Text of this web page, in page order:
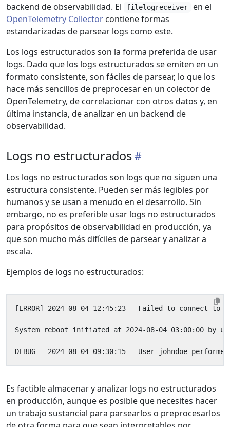
backend de observabilidad. El
filelogreceiver
en el
OpenTelemetry Collector contiene formas
estandarizadas de parsear logs como este.
Los logs estructurados son la forma preferida de usar
logs. Dado que los logs estructurados se emiten en un
formato consistente, son fáciles de parsear, lo que los
hace más sencillos de preprocesar en un colector de
OpenTelemetry, de correlacionar con otros datos y, en
última instancia, de analizar en un backend de
observabilidad.
Logs no estructurados
Los logs no estructurados son logs que no siguen una
estructura consistente. Pueden ser más legibles por
humanos y se usan a menudo en el desarrollo. Sin
embargo, no es preferible usar logs no estructurados
para propósitos de observabilidad en producción, ya
que son mucho más difíciles de parsear y analizar a
escala.
Ejemplos de logs no estructurados:
Es factible almacenar y analizar logs no estructurados
en producción, aunque es posible que necesites hacer
un trabajo sustancial para parsearlos o preprocesarlos